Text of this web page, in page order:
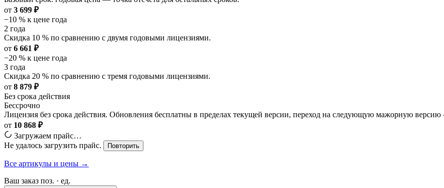
от 3 699 ₽
−10 % к цене года
2 года
Скидка 10 % по сравнению с двумя годовыми лицензиями.
от 6 661 ₽
−20 % к цене года
3 года
Скидка 20 % по сравнению с тремя годовыми лицензиями.
от 8 879 ₽
Без срока действия
Бессрочно
Лицензия без срока действия. Обновления бесплатны в пределах текущей версии, переход на следующую мажорную
от 10 868 ₽
Загружаем прайс…
Не удалось загрузить прайс.
Повторить
Все артикулы и цены →
Ваш заказ поз. · ед.